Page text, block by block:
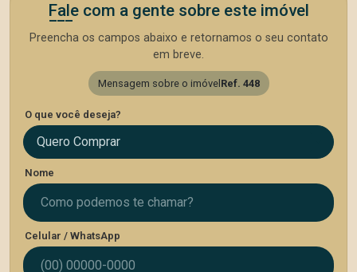
Fale com a gente sobre este imóvel
Preencha os campos abaixo e retornamos o seu contato
em breve.
Mensagem sobre o imóvel Ref. 448
O que você deseja?
Quero Comprar
Nome
Celular / WhatsApp